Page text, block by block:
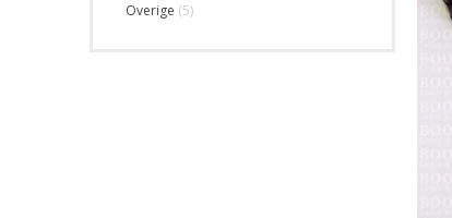
Overige (5)